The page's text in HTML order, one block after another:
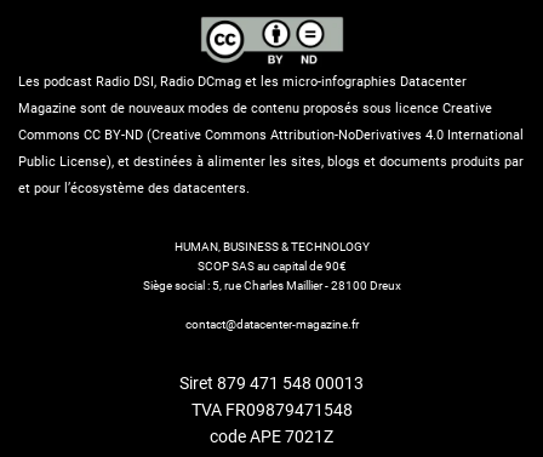
Les podcast Radio DSI, Radio DCmag et les micro-infographies Datacenter
Magazine sont de nouveaux modes de contenu proposés sous licence Creative
Commons CC BY-ND (Creative Commons Attribution-NoDerivatives 4.0 International
Public License), et destinées à alimenter les sites, blogs et documents produits par
et pour l’écosystème des datacenters.
HUMAN, BUSINESS & TECHNOLOGY
SCOP SAS au capital de 90€
Siège social : 5, rue Charles Maillier - 28100 Dreux
contact@datacenter-magazine.fr
Siret 879 471 548 00013
TVA FR09879471548
code APE 7021Z